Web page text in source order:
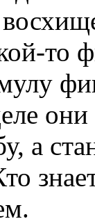
то
а